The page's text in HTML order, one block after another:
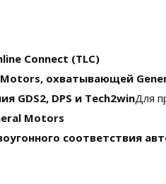
Connect (TLC)
охватывающей
GDS2, DPS и Tech2winДля
Motors
соответствия